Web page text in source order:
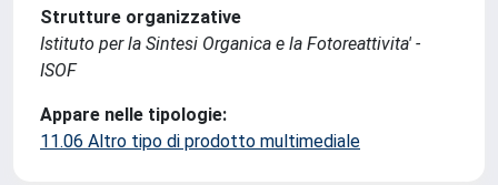
Strutture organizzative
Istituto per la Sintesi Organica e la Fotoreattivita' -
ISOF
Appare nelle tipologie:
11.06 Altro tipo di prodotto multimediale